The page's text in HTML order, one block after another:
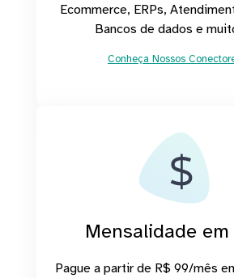
Ecommerce, ERPs,
Bancos de dados e
Conheça Nossos
Mensalidade
Pague a partir de R$ 99/mês